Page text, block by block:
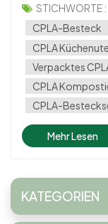
Option in der Welt
eine langlebige,
Alternative zu
STICHWORTE :
CPLA-Besteck
CPLA
Verpacktes
CPLA
CPLA-
Mehr Lesen
KATEGORIEN